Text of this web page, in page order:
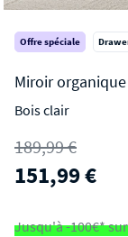
Offre spéciale
SOLEA
Miroir
Bois clair
189,99 €
151,99 €
Jusqu'à -100€*